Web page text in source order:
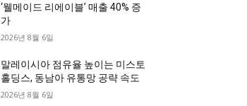
‘웰메이드 리에이블’ 매출 40% 증
가
2026년 8월 6일
말레이시아 점유율 높이는 미스토
홀딩스, 동남아 유통망 공략 속도
2026년 8월 6일